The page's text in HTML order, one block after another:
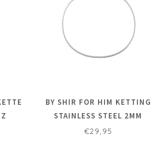
BY SHIR FOR HIM KETTING
STAINLESS STEEL 2MM
€29,95